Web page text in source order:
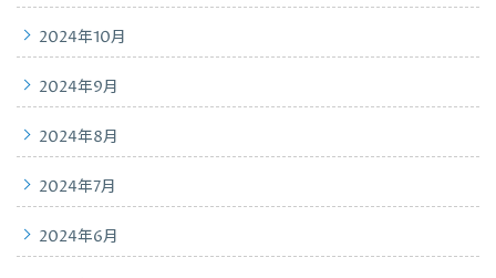
2024年10月
2024年9月
2024年8月
2024年7月
2024年6月